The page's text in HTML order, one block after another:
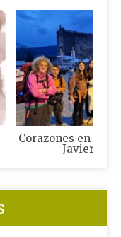
Corazones en
Javierada